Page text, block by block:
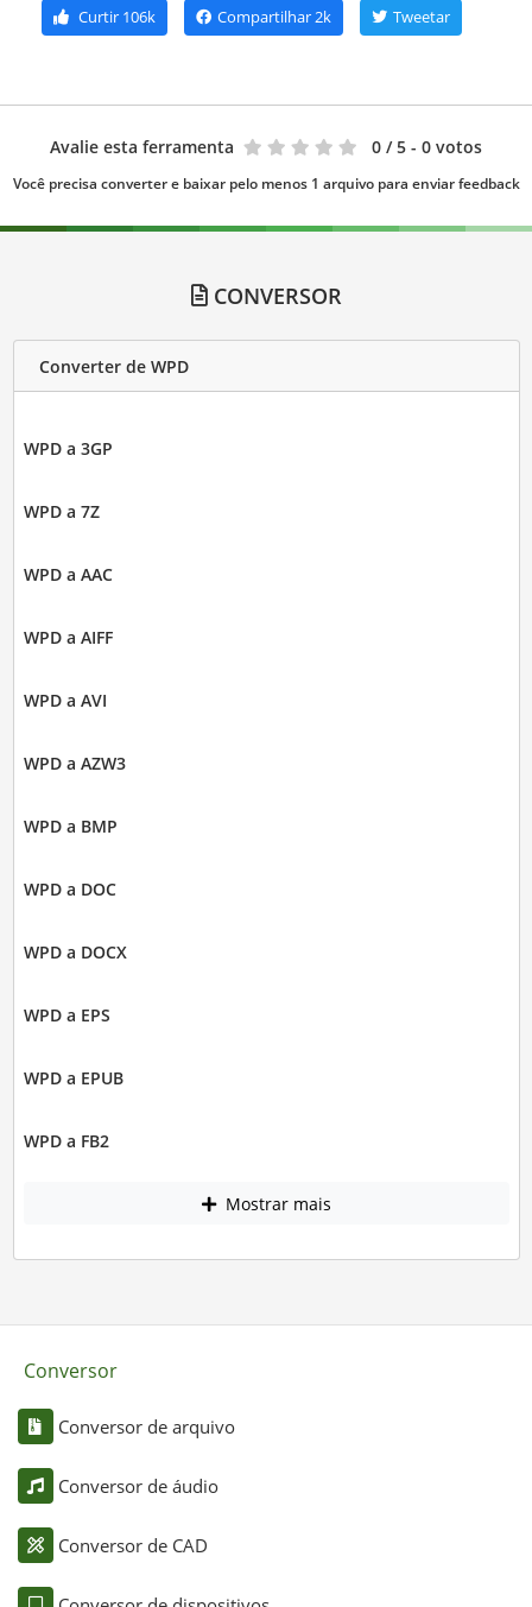
Curtir 106k Compartilhar2k Tweetar
Avalie esta ferramenta 0 / 5 - 0 votos
Você precisa converter e baixar pelo menos 1 arquivo para enviar feedback
CONVERSOR
Converter de WPD
WPD a 3GP
WPD a 7Z
WPD a AAC
WPD a AIFF
WPD a AVI
WPD a AZW3
WPD a BMP
WPD a DOC
WPD a DOCX
WPD a EPS
WPD a EPUB
WPD a FB2
Mostrar mais
Conversor
Conversor de arquivo
Conversor de áudio
Conversor de CAD